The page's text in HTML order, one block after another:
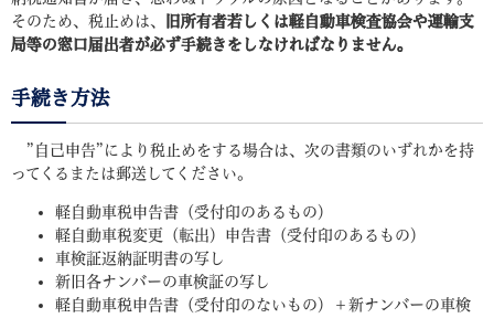
そのため、税止めは、
旧所有者若しくは軽自動車検査協会や運輸支
局等の窓口届出者が必ず手続きをしなければなりません。
手続き方法
”自己申告”により税止めをする場合は、次の書類のいずれかを持
ってくるまたは郵送してください。
軽自動車税申告書（受付印のあるもの）
軽自動車税変更（転出）申告書（受付印のあるもの）
車検証返納証明書の写し
新旧各ナンバーの車検証の写し
軽自動車税申告書（受付印のないもの）＋新ナンバーの車検